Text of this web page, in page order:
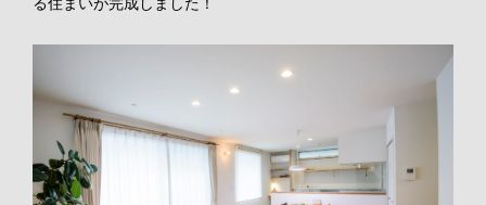
KIESの家のこだわり
KIESの家づくり
家づくりの流れ
EVENT・NEWS
WORKS